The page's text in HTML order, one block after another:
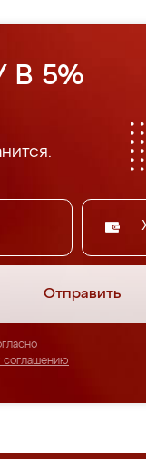
5%
Отправить
соглашению